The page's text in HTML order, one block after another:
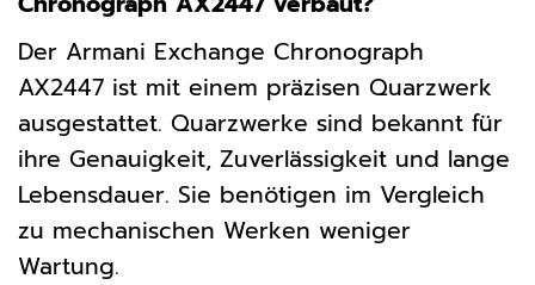
Der Armani Exchange Chronograph
AX2447 ist mit einem präzisen Quarzwerk
ausgestattet. Quarzwerke sind bekannt für
ihre Genauigkeit, Zuverlässigkeit und lange
Lebensdauer. Sie benötigen im Vergleich
zu mechanischen Werken weniger
Wartung.